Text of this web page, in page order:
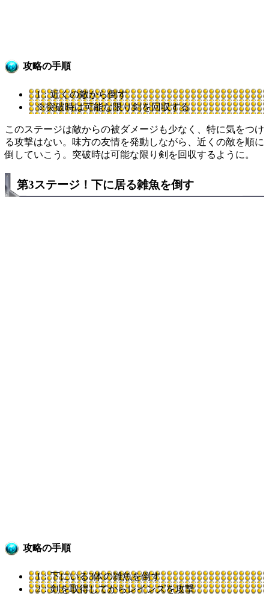
攻略の手順
1：近くの敵から倒す
※突破時は可能な限り剣を回収する
このステージは敵からの被ダメージも少なく、特に気をつけ
る攻撃はない。味方の友情を発動しながら、近くの敵を順に
倒していこう。突破時は可能な限り剣を回収するように。
第3ステージ！下に居る雑魚を倒す
攻略の手順
1：下にいる3体の雑魚を倒す
2：剣を取得してからレインズを攻撃